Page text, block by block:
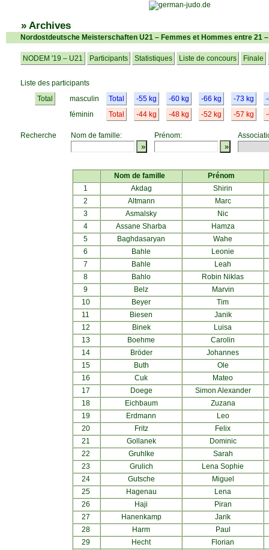
» Archives
Nordostdeutsche Meisterschaften U21 – Femmes et Hommes entre 21
NODEM '19 – U21 Participants Statistiques Liste de concours Finale
Liste des participants
Total
masculin
féminin
Total
Total
-55 kg -60 kg -66 kg -73 kg
-44 kg
-48 kg -52 kg -57 kg
Recherche Nom de famille: Prénom:
Nom de famille
Prénom
1
Akdag
Shirin
2
Altmann
Marc
3
Asmalsky
Nic
4
Assane Sharba
Hamza
5
Baghdasaryan
Wahe
6
Bahle
Leonie
7
Bahle
Leah
8
Bahlo
Robin Niklas
9
Belz
Marvin
10
Beyer
Tim
11
Biesen
Janik
12
Binek
Luisa
13
Boehme
Carolin
14
Bröder
Johannes
15
Buth
Ole
16
Cuk
Mateo
17
Doege
Simon Alexander
18
Eichbaum
Zuzana
19
Erdmann
Leo
20
Fritz
Felix
21
Gollanek
Dominic
22
Gruhlke
Sarah
23
Grulich
Lena Sophie
24
Gutsche
Miguel
25
Hagenau
Lena
26
Haji
Piran
27
Hanenkamp
Jarik
28
Harm
Paul
29
Hecht
Florian